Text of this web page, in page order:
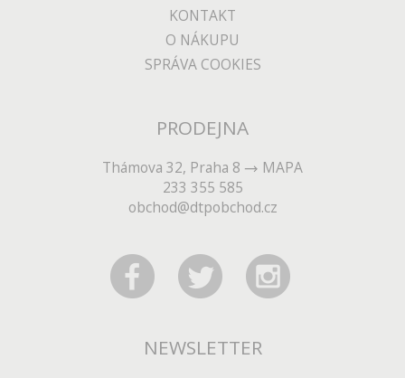
KONTAKT
O NÁKUPU
SPRÁVA COOKIES
PRODEJNA
Thámova 32, Praha 8
MAPA
233 355 585
obchod@dtpobchod.cz
NEWSLETTER